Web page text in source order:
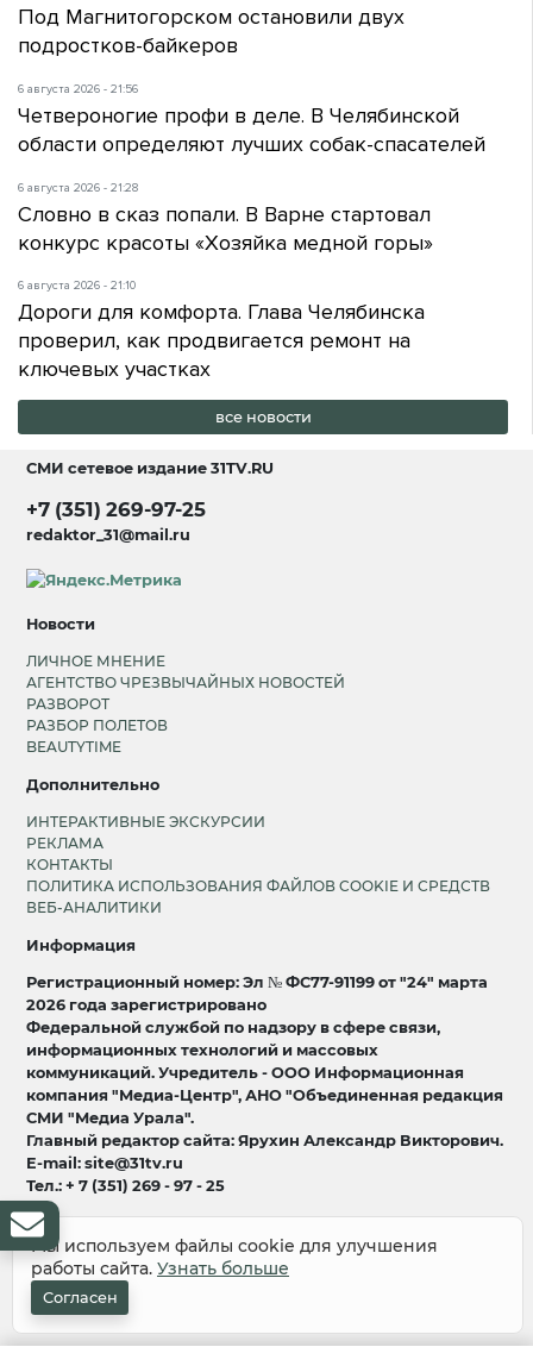
Под Магнитогорском остановили двух
подростков-байкеров
6 августа 2026 - 21:56
Четвероногие профи в деле. В Челябинской
области определяют лучших собак-спасателей
6 августа 2026 - 21:28
Словно в сказ попали. В Варне стартовал
конкурс красоты «Хозяйка медной горы»
6 августа 2026 - 21:10
Дороги для комфорта. Глава Челябинска
проверил, как продвигается ремонт на
ключевых участках
все новости
СМИ сетевое издание31TV.RU
+7 (351) 269-97-25
redaktor_31@mail.ru
Новости
ЛИЧНОЕ МНЕНИЕ
АГЕНТСТВО ЧРЕЗВЫЧАЙНЫХ НОВОСТЕЙ
РАЗВОРОТ
РАЗБОР ПОЛЕТОВ
BEAUTYTIME
Дополнительно
ИНТЕРАКТИВНЫЕ ЭКСКУРСИИ
РЕКЛАМА
КОНТАКТЫ
ПОЛИТИКА ИСПОЛЬЗОВАНИЯ ФАЙЛОВ COOKIE И СРЕДСТВ
ВЕБ-АНАЛИТИКИ
Информация
Регистрационный номер: Эл № ФС77-91199 от "24" марта
2026 года зарегистрировано
Федеральной службой по надзору в сфере связи,
информационных технологий и массовых
коммуникаций. Учредитель - ООО Информационная
компания "Медиа-Центр", АНО "Объединенная редакция
СМИ "Медиа Урала".
Главный редактор сайта: Ярухин Александр Викторович.
E-mail: site@31tv.ru
Тел.: + 7 (351) 269 - 97 - 25
18+
© 2008-2026 Все права защищены
разработка и продвижение:
Мы используем файлы cookie для улучшения
работы сайта. Узнать больше
Согласен